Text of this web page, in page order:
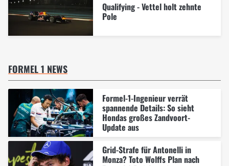
Qualifying - Vettel holt zehnte
Pole
FORMEL 1 NEWS
Formel-1-Ingenieur verrät
spannende Details: So sieht
Hondas großes Zandvoort-
Update aus
Grid-Strafe für Antonelli in
Monza? Toto Wolffs Plan nach